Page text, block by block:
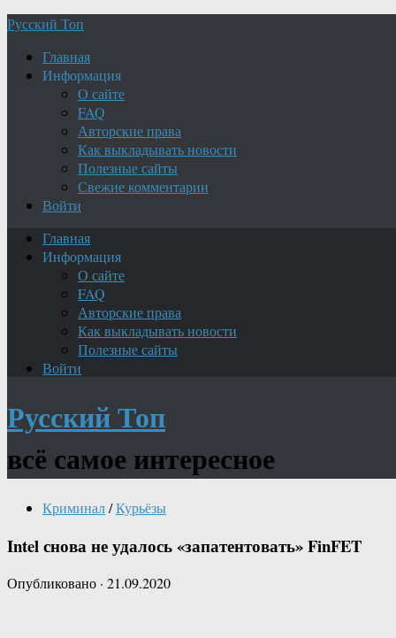
Русский Топ
Главная
Информация
О сайте
FAQ
Авторские права
Как выкладывать новости
Полезные сайты
Свежие комментарии
Войти
Главная
Информация
О сайте
FAQ
Авторские права
Как выкладывать новости
Полезные сайты
Войти
Русский Топ
всё самое интересное
Криминал/Курьёзы
Intel снова не удалось «запатентовать» FinFET
Опубликовано · 21.09.2020